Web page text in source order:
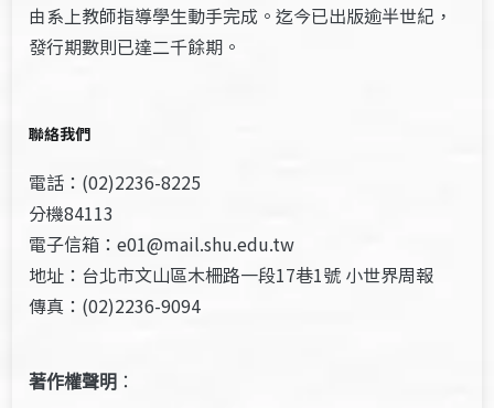
由系上教師指導學生動手完成。迄今已出版逾半世紀，
發行期數則已達二千餘期。
聯絡我們
電話：(02)2236-8225
分機84113
電子信箱：e01@mail.shu.edu.tw
地址：台北市文山區木柵路一段17巷1號 小世界周報
傳真：(02)2236-9094
著作權聲明 ：